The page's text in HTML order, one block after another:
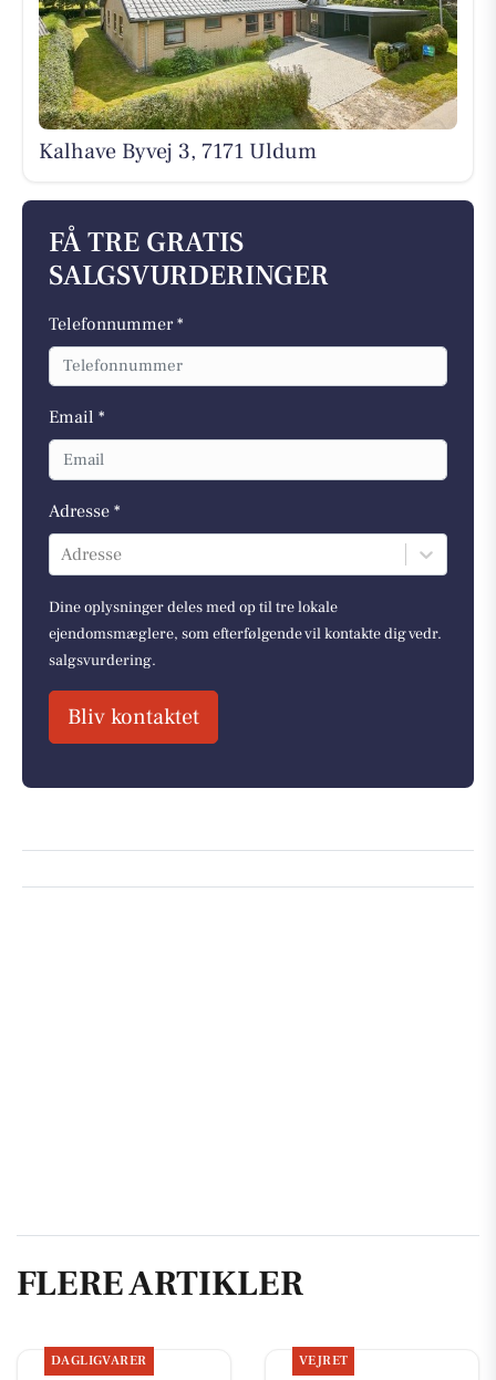
Kalhave Byvej 3, 7171 Uldum
FÅ TRE GRATIS
SALGSVURDERINGER
Telefonnummer *
Email *
Adresse *
Adresse
Dine oplysninger deles med op til tre lokale
ejendomsmæglere, som efterfølgende vil kontakte dig vedr.
salgsvurdering.
Bliv kontaktet
FLERE ARTIKLER
DAGLIGVARER VEJRET